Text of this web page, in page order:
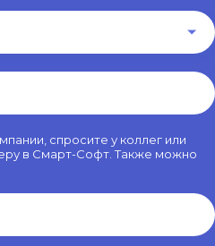
спросите у коллег или
в Смарт-Софт. Также можно